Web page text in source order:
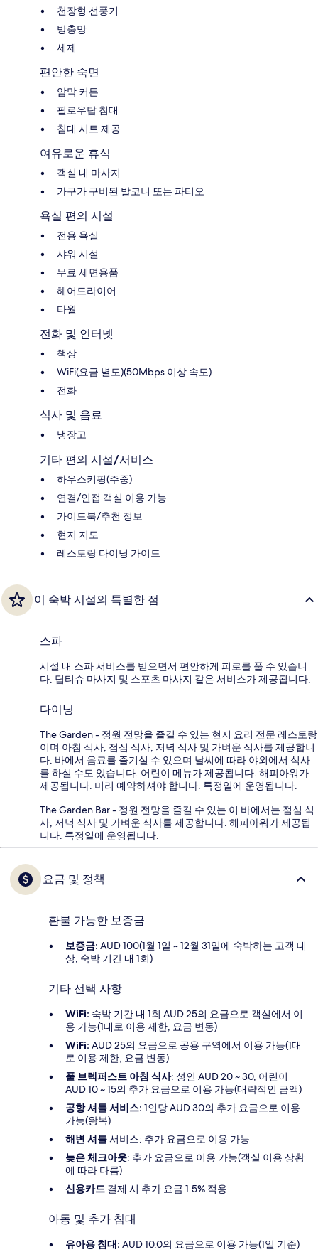
천장형 선풍기
방충망
세제
편안한 숙면
암막 커튼
필로우탑 침대
침대 시트 제공
여유로운 휴식
객실 내 마사지
가구가 구비된 발코니 또는 파티오
욕실 편의 시설
전용 욕실
샤워 시설
무료 세면용품
헤어드라이어
타월
전화 및 인터넷
책상
WiFi(요금 별도)(50Mbps 이상 속도)
전화
식사 및 음료
냉장고
기타 편의 시설/서비스
하우스키핑(주중)
연결/인접 객실 이용 가능
가이드북/추천 정보
현지 지도
레스토랑 다이닝 가이드
이 숙박 시설의 특별한 점
스파
시설 내 스파 서비스를 받으면서 편안하게 피로를 풀 수 있습니
다. 딥티슈 마사지 및 스포츠 마사지 같은 서비스가 제공됩니다.
다이닝
The Garden - 정원 전망을 즐길 수 있는 현지 요리 전문 레스토랑
이며 아침 식사, 점심 식사, 저녁 식사 및 가벼운 식사를 제공합니
다. 바에서 음료를 즐기실 수 있으며 날씨에 따라 야외에서 식사
를 하실 수도 있습니다. 어린이 메뉴가 제공됩니다. 해피아워가
제공됩니다. 미리 예약하셔야 합니다. 특정일에 운영됩니다.
The Garden Bar - 정원 전망을 즐길 수 있는 이 바에서는 점심 식
사, 저녁 식사 및 가벼운 식사를 제공합니다. 해피아워가 제공됩
니다. 특정일에 운영됩니다.
요금 및 정책
환불 가능한 보증금
보증금: AUD 100(1월 1일 ~ 12월 31일에 숙박하는 고객 대
상, 숙박 기간 내 1회)
기타 선택 사항
WiFi: 숙박 기간 내 1회 AUD 25의 요금으로 객실에서 이
용 가능(1대로 이용 제한, 요금 변동)
WiFi: AUD 25의 요금으로 공용 구역에서 이용 가능(1대
로 이용 제한, 요금 변동)
풀 브렉퍼스트 아침 식사: 성인 AUD 20 ~ 30, 어린이
AUD 10 ~ 15의 추가 요금으로 이용 가능(대략적인 금액)
공항 셔틀 서비스: 1인당 AUD 30의 추가 요금으로 이용
가능(왕복)
해변 셔틀서비스: 추가 요금으로 이용 가능
늦은 체크아웃: 추가 요금으로 이용 가능(객실 이용 상황
에 따라 다름)
신용카드 결제 시 추가 요금 1.5% 적용
아동 및 추가 침대
유아용 침대: AUD 10.0의 요금으로 이용 가능(1일 기준)